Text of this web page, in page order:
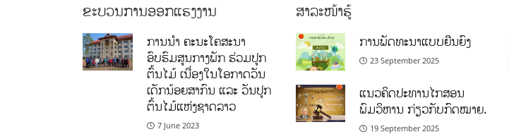
ຂະບວນການອອກແຮງງານ
ການນໍາ ຄະນະໂຄສະນາ
ອົບຮົມສູນກາງພັກ ຮ່ວມປູກ
ຕົ້ນໄມ້ ເນື່ອງໃນໂອກາດວັນ
ເດັກນ້ອຍສາກົນ ແລະ ວັນປູກ
ຕົ້ນໄມ້ແຫ່ງຊາດລາວ
7 June 2023
ສາລະໜ້າຮູ້
ການພັດທະນາແບບຍືນຍົງ
23 September 2025
ແນວຄິດປະທານໄກສອນ
ພົມວິຫານ ກ່ຽວກັບກົດໝາຍ.
19 September 2025